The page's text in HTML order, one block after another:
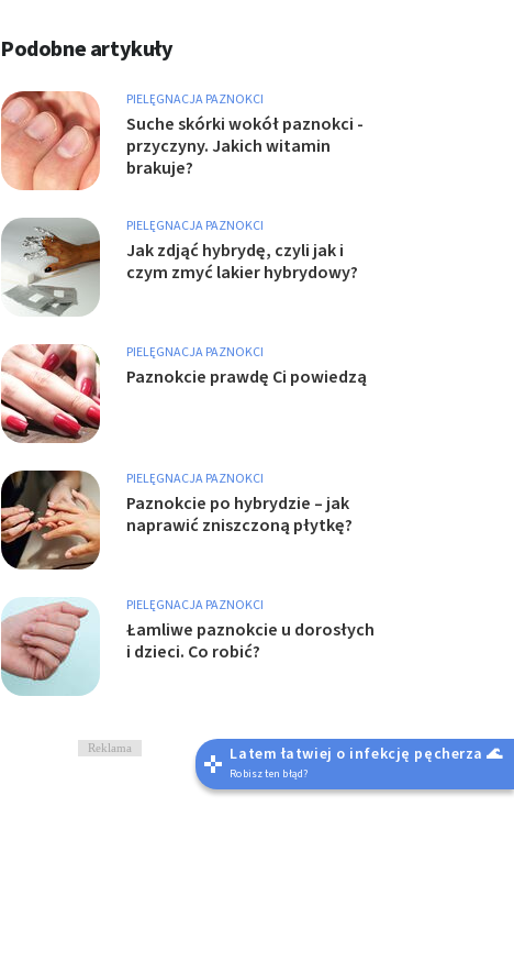
Podobne artykuły
PIELĘGNACJA PAZNOKCI
Suche skórki wokół paznokci -
przyczyny. Jakich witamin
brakuje?
PIELĘGNACJA PAZNOKCI
Jak zdjąć hybrydę, czyli jak i
czym zmyć lakier hybrydowy?
PIELĘGNACJA PAZNOKCI
Paznokcie prawdę Ci powiedzą
PIELĘGNACJA PAZNOKCI
Paznokcie po hybrydzie – jak
naprawić zniszczoną płytkę?
PIELĘGNACJA PAZNOKCI
Łamliwe paznokcie u dorosłych
i dzieci. Co robić?
Reklama Latem łatwiej o infekcję pęcherza 🌊
Robisz ten błąd?